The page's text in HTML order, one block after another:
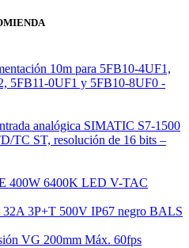
10m para 5FB10-4UF1,
5FB11-0UF1 y 5FB10-8UF0 -
analógica SIMATIC S7-1500
TC ST, resolución de 16 bits –
400W 6400K LED V-TAC
32A 3P+T 500V IP67 negro BALS
VG 200mm Máx. 60fps